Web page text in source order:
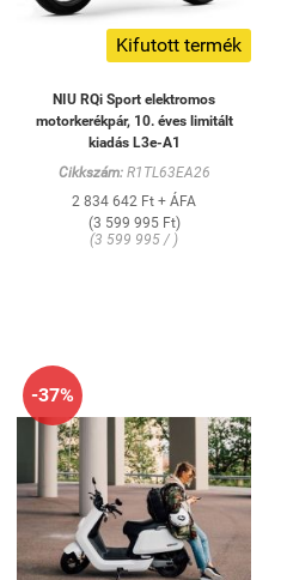
Kifutott termék
NIU RQi Sport elektromos
motorkerékpár, 10. éves limitált
kiadás L3e-A1
Cikkszám:R1TL63EA26
2 834 642 Ft + ÁFA
(3 599 995 Ft)
(3 599 995 / )
-37%